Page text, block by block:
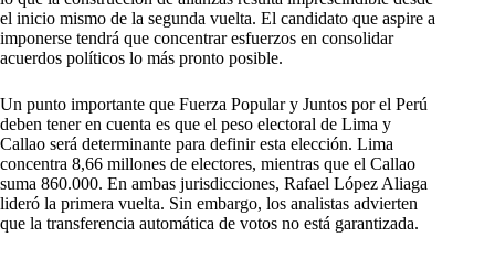
el inicio mismo de la segunda vuelta. El candidato que aspire a
imponerse tendrá que concentrar esfuerzos en consolidar
acuerdos políticos lo más pronto posible.
Un punto importante que Fuerza Popular y Juntos por el Perú
deben tener en cuenta es que el peso electoral de Lima y
Callao será determinante para definir esta elección. Lima
concentra 8,66 millones de electores, mientras que el Callao
suma 860.000. En ambas jurisdicciones, Rafael López Aliaga
lideró la primera vuelta. Sin embargo, los analistas advierten
que la transferencia automática de votos no está garantizada.